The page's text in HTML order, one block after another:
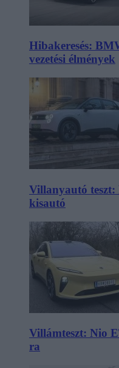
Hibakeresés:
vezetési élmények
Villanyautó teszt:
kisautó
Villámteszt: Nio
ra